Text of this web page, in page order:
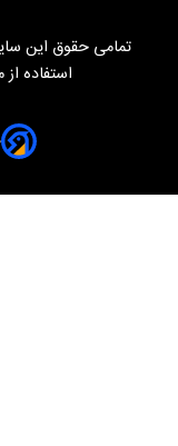
تمامی حقوق این
استفاده